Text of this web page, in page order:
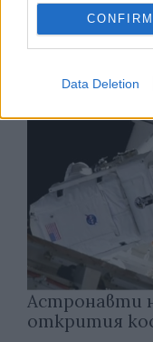
CONFIRM
Data Deletion
07.08.2026 / 15:30
Астронавти
открития